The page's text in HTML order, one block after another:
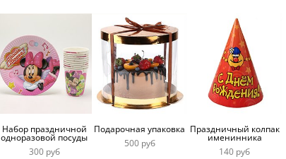
Набор праздничной
одноразовой посуды
300 руб
Подарочная упаковка
500 руб
Праздничный колпак
именинника
140 руб